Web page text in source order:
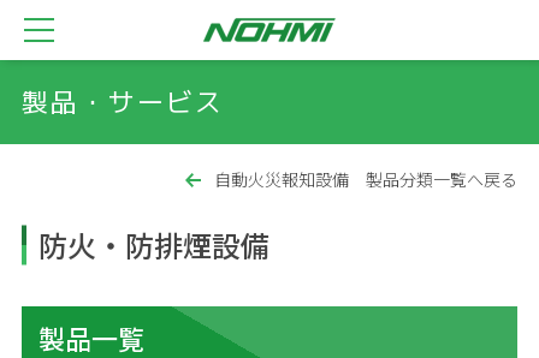
製品・サービス
自動火災報知設備 製品分類一覧へ戻る
防火・防排煙設備
製品一覧